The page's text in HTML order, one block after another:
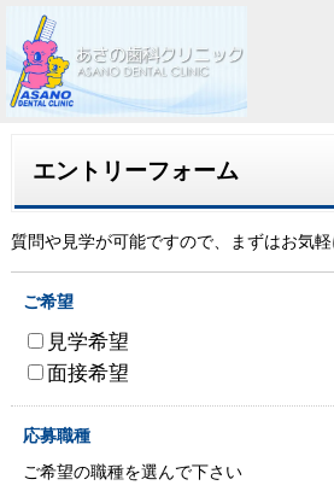
エントリーフォーム
質問や見学が可能ですので、まずはお気軽
ご希望
見学希望
面接希望
応募職種
ご希望の職種を選んで下さい